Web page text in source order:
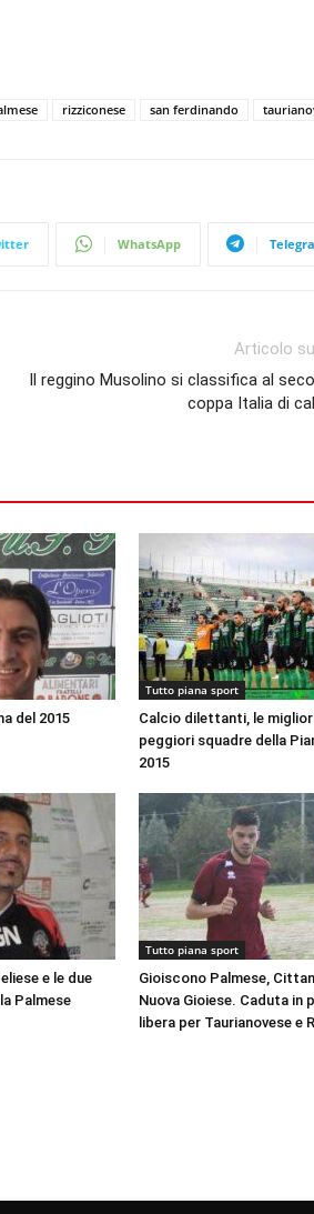
rizziconese san ferdinando
WhatsApp
Articolo
Il reggino Musolino si classifica al
coppa Italia di
del 2015
Tutto piana sport
Calcio dilettanti, le
peggiori squadre della
2015
e le due
Palmese
Tutto piana sport
Gioiscono Palmese,
Nuova Gioiese. Caduta in
libera per Taurianovese e